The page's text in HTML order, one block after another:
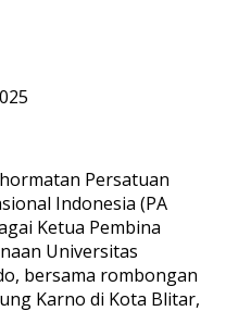
Persatuan
Indonesia (PA
Ketua Pembina
Universitas
bersama rombongan
Karno di Kota Blitar,